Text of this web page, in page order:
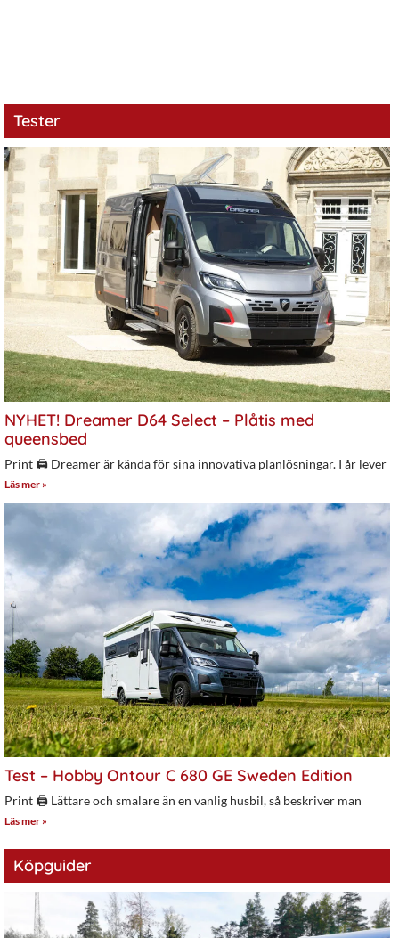
Tester
NYHET! Dreamer D64 Select – Plåtis med
queensbed
Print 🖨 Dreamer är kända för sina innovativa planlösningar. I år lever
Läs mer »
Test – Hobby Ontour C 680 GE Sweden Edition
Print 🖨 Lättare och smalare än en vanlig husbil, så beskriver man
Läs mer »
Köpguider